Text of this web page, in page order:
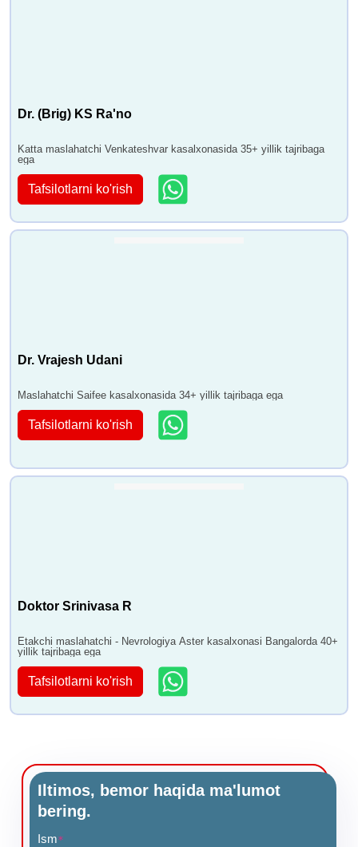
Dr. (Brig) KS Ra'no
Katta maslahatchi Venkateshvar kasalxonasida 35+ yillik tajribaga
ega
Tafsilotlarni ko'rish
Dr. Vrajesh Udani
Maslahatchi Saifee kasalxonasida 34+ yillik tajribaga ega
Tafsilotlarni ko'rish
Doktor Srinivasa R
Etakchi maslahatchi - Nevrologiya Aster kasalxonasi Bangalorda 40+
yillik tajribaga ega
Tafsilotlarni ko'rish
Iltimos, bemor haqida ma'lumot
bering.
Ism*